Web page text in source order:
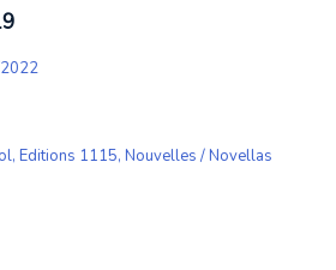
, Editions 1115, Nouvelles / Novellas